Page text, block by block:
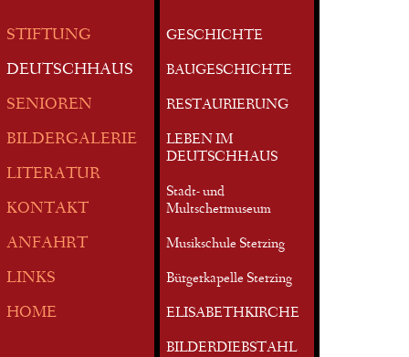
STIFTUNG
DEUTSCHHAUS
SENIOREN
BILDERGALERIE
LITERATUR
KONTAKT
ANFAHRT
LINKS
HOME
GESCHICHTE
BAUGESCHICHTE
RESTAURIERUNG
LEBEN IM
DEUTSCHHAUS
Stadt- und
Multschermuseum
Musikschule Sterzing
Bürgerkapelle Sterzing
ELISABETHKIRCHE
BILDERDIEBSTAHL